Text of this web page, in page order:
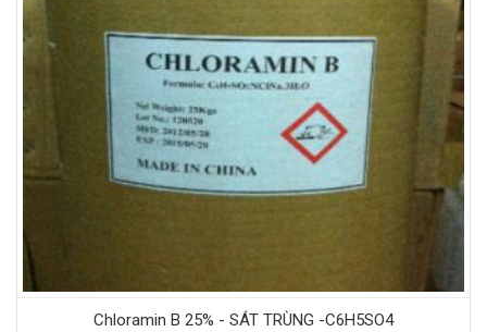
Chloramin B 25% - SÁT TRÙNG -C6H5SO4